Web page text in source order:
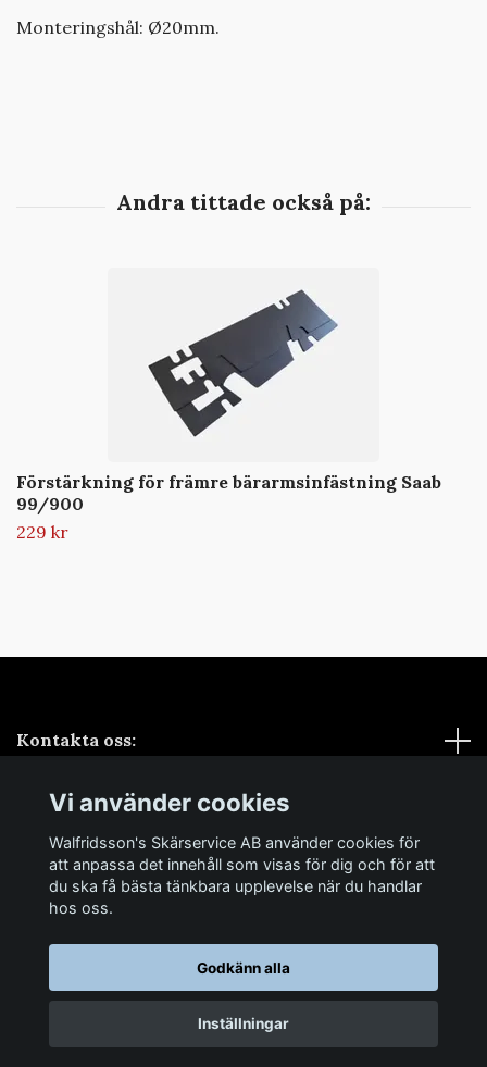
Monteringshål: Ø20mm.
Förstärkning för främre bärarmsinfästning Saab
99/900
229 kr
Kontakta oss:
Sociala medier
Samarbeten
© 2026 Walfridsson's Skärservice AB
Vi använder cookies
Walfridsson's Skärservice AB använder cookies för
att anpassa det innehåll som visas för dig och för att
du ska få bästa tänkbara upplevelse när du handlar
hos oss.
Godkänn alla
Inställningar